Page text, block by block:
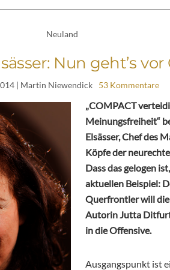
Neuland
Nun geht’s
| Martin Niewendick 53 Kommentare
„COMPACT
Meinungsfreiheit“
Elsässer, Chef des
Köpfe der
Dass das gelogen
aktuellen Beispiel:
Querfrontler will
Autorin Jutta
in die Offensive.
Ausgangspunkt ist